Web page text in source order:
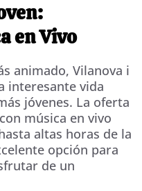
en Vivo
animado, Vilanova i
interesante vida
jóvenes. La oferta
música en vivo
altas horas de la
opción para
de un